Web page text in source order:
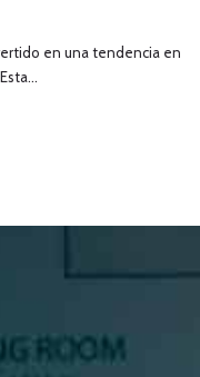
en una tendencia en